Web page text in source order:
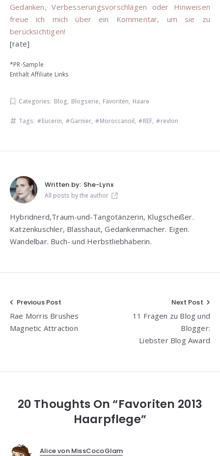
Gedanken, Verbesserungsvorschlägen oder Hinweisen
freue ich mich über ein Kommentar, um sie zu
berücksichtigen!
[rate]
*PR-Sample
Enthält Affiliate Links
Categories: Blog, Blogserie, Favoriten, Haare
Tags: Eucerin, Garnier, Moroccanoil, REF, revlon
Written by: She-Lynx
All posts by the author
Hybridnerd,Traum-und-Tangotänzerin, Klugscheißer.
Katzenkuschler, Blasshaut, Gedankenmacher. Eigen.
Wandelbar. Buch- und Herbstliebhaberin.
Beitragsnavigation
Previous Post
Rae Morris Brushes
Magnetic Attraction
Next Post
11 Fragen zu Blog und
Blogger:
Liebster Blog Award
20 Thoughts On “Favoriten 2013
Haarpflege”
Alice von MissCocoGlam